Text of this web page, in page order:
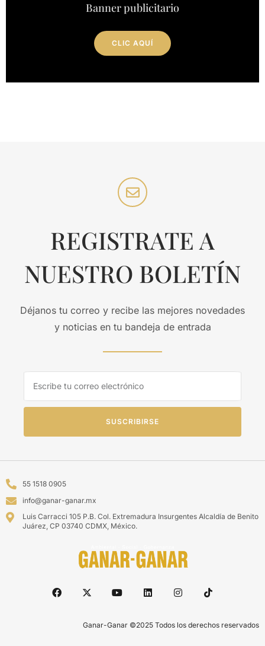
Banner publicitario
CLIC AQUÍ
REGISTRATE A
NUESTRO BOLETÍN
Déjanos tu correo y recibe las mejores novedades
y noticias en tu bandeja de entrada
SUSCRIBIRSE
55 1518 0905
info@ganar-ganar.mx
Luis Carracci 105 P.B. Col. Extremadura Insurgentes Alcaldía de Benito
Juárez, CP 03740 CDMX, México.
Ganar-Ganar ©2025 Todos los derechos reservados